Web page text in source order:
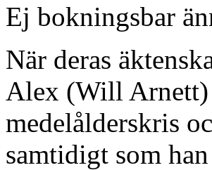
Ej bokningsbar
När deras
Alex (Will Arnett)
medelålderskris
samtidigt som